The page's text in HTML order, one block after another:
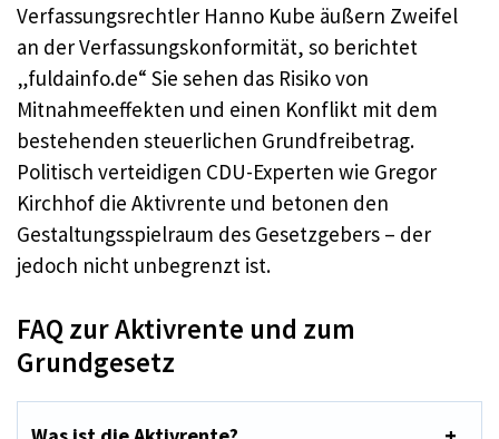
Verfassungsrechtler Hanno Kube äußern Zweifel
an der Verfassungskonformität, so berichtet
„fuldainfo.de“ Sie sehen das Risiko von
Mitnahmeeffekten und einen Konflikt mit dem
bestehenden steuerlichen Grundfreibetrag.
Politisch verteidigen CDU-Experten wie Gregor
Kirchhof die Aktivrente und betonen den
Gestaltungsspielraum des Gesetzgebers – der
jedoch nicht unbegrenzt ist.
FAQ zur Aktivrente und zum
Grundgesetz